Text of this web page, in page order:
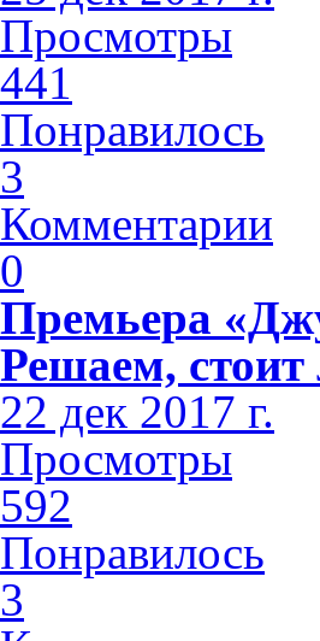
Просмотры
441
Понравилось
3
Комментарии
0
Премьера
Решаем, стоит
22 дек 2017 г.
Просмотры
592
Понравилось
3